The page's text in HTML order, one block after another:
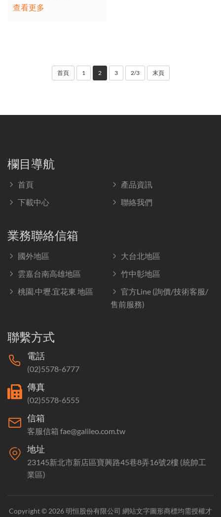
查看更多
首頁 1 2 3 2/3 末頁
欄目導航
首頁
產品資訊
下載中心
聯絡我們
業務聯絡信箱
國外地區
大台北地區
雲嘉台南高雄地區
竹中彰地區
桃園.中壢.宜花東 地區
官方Line (詢價/技術客服/
售前服務)
聯繫方式
電話
(02)5578-6777
傳真
(02)5578-6555
信箱
客服信箱 fae@galileo.com.tw
地址
23145新北市新店區寶興路45巷8弄16號2樓 (統帥工
業區)
Copyright © 2026 明恒股份有限公司 網站文字圖形商標均需授權才